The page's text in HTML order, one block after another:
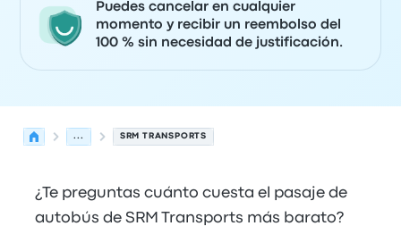
Puedes cancelar en cualquier
momento y recibir un reembolso del
100 % sin necesidad de justificación.
... SRM TRANSPORTS
¿Te preguntas cuánto cuesta el pasaje de
autobús de SRM Transports más barato?